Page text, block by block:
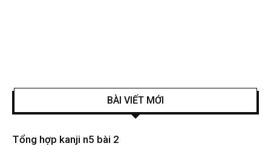
BÀI VIẾT MỚI
Tổng hợp kanji n5 bài 2